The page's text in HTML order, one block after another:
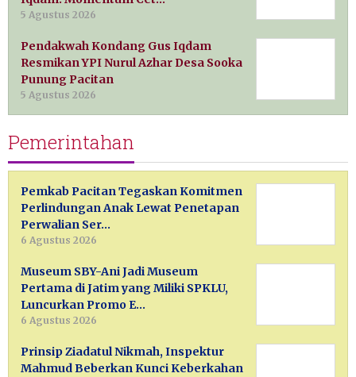
5 Agustus 2026
Pendakwah Kondang Gus Iqdam
Resmikan YPI Nurul Azhar Desa Sooka
Punung Pacitan
5 Agustus 2026
Pemerintahan
Pemkab Pacitan Tegaskan Komitmen
Perlindungan Anak Lewat Penetapan
Perwalian Ser…
6 Agustus 2026
Museum SBY-Ani Jadi Museum
Pertama di Jatim yang Miliki SPKLU,
Luncurkan Promo E…
6 Agustus 2026
Prinsip Ziadatul Nikmah, Inspektur
Mahmud Beberkan Kunci Keberkahan